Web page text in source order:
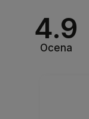
4.9
Ocena